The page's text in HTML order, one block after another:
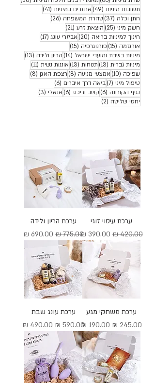
תשובות מיניות (49) 49 פוסטים
אתגרים במיניות (41)
41 פוסטים
חתן וכלה (37) 37 פוסטים
טהרת המשפחה (26)
26 פוסטים
חשק מיני (25) 25 פוסטים
הוצאת זרע (21)
21 פוסטים
חינוך למיניות בריאה (20) 20 פוסטים
אביזרי עונג (17)
17 פוסטים
אורגזמה (15) 15 פוסטיםפורנוגרפיה (15)
15 פוסטים
מיניות בשבת ומועדי ישראל (14) 14 פוסטיםהריון ולידה (13)
13 פוסטים
מיניות גברית (13) 13 פוסטיםתנוחות (13) 13 פוסטיםאוננות נשית (11)
11 פוסטים
שפיכה (10) 10 פוסטיםאמצעי מניעה (8) 8 פוסטיםרצפת האגן (8)
8 פוסטים
טיפול מיני (7) 7 פוסטיםביאה דרך איברים (6)
6 פוסטים
נגיף הקורונה (6) 6 פוסטיםקשב וריכוז (6) 6 פוסטיםאנאלי (3)
3 פוסטים
יחסי שליטה (2) 2 פוסטים
ערכת עיסוי זוגי
מחיר רגיל‏420.00 ‏₪ מחיר מבצע
ערכת הריון ולידה
מחיר רגיל‏775.00 ‏₪ מחיר מבצע
ערכת משחקי מגע
מחיר רגיל
מחיר מבצע
ערכת עונג שבת
מחיר רגיל‏590.00 ‏₪ מחיר מבצע